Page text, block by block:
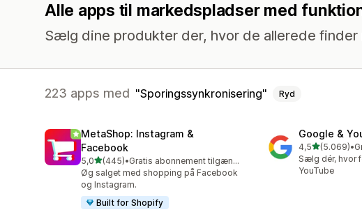
Alle apps til markedspladser med
Sælg dine produkter der, hvor de allerede finder
223 apps med Sporingssynkronisering Ryd
MetaShop: Instagram &
Facebook
5,0ud af 5 stjerner
(445)
445 anmeldelser i alt
•
Gratis abonnement tilgængeligt
Øg salget med shopping på Facebook
og Instagram.
Built for Shopify
Google &
4,5ud af 5
(5.069)
5069 •
Sælg dér, hvor
YouTube